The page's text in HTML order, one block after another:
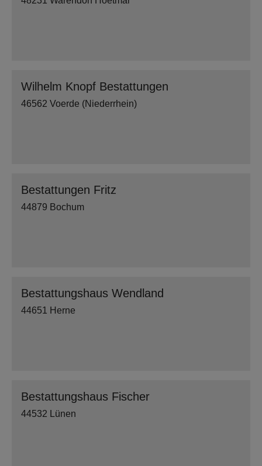
Wilhelm Knopf Bestattungen
46562 Voerde (Niederrhein)
Bestattungen Fritz
44879 Bochum
Bestattungshaus Wendland
44651 Herne
Bestattungshaus Fischer
44532 Lünen